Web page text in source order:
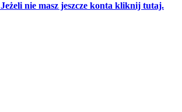
nie masz jeszcze konta kliknij tutaj.